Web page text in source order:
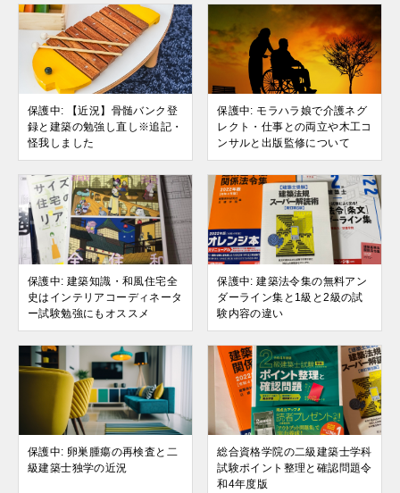
保護中: 【近況】骨髄バンク登
録と建築の勉強し直し※追記・
怪我しました
保護中: モラハラ娘で介護ネグ
レクト・仕事との両立や木工コ
ンサルと出版監修について
保護中: 建築知識・和風住宅全
史はインテリアコーディネータ
ー試験勉強にもオススメ
保護中: 建築法令集の無料アン
ダーライン集と1級と2級の試
験内容の違い
保護中: 卵巣腫瘍の再検査と二
級建築士独学の近況
総合資格学院の二級建築士学科
試験ポイント整理と確認問題令
和4年度版